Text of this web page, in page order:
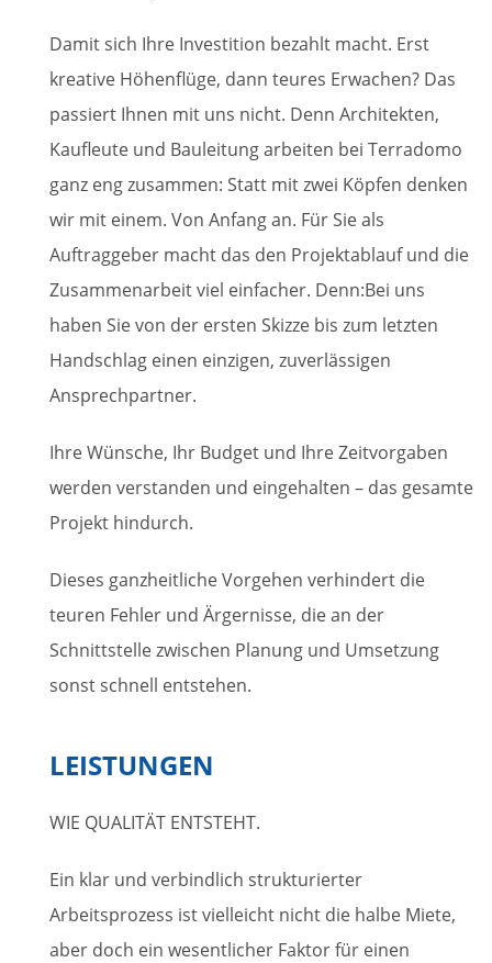
Damit sich Ihre Investition bezahlt macht. Erst
kreative Höhenflüge, dann teures Erwachen? Das
passiert Ihnen mit uns nicht. Denn Architekten,
Kaufleute und Bauleitung arbeiten bei Terradomo
ganz eng zusammen: Statt mit zwei Köpfen denken
wir mit einem. Von Anfang an. Für Sie als
Auftraggeber macht das den Projektablauf und die
Zusammenarbeit viel einfacher. Denn:Bei uns
haben Sie von der ersten Skizze bis zum letzten
Handschlag einen einzigen, zuverlässigen
Ansprechpartner.
Ihre Wünsche, Ihr Budget und Ihre Zeitvorgaben
werden verstanden und eingehalten – das gesamte
Projekt hindurch.
Dieses ganzheitliche Vorgehen verhindert die
teuren Fehler und Ärgernisse, die an der
Schnittstelle zwischen Planung und Umsetzung
sonst schnell entstehen.
LEISTUNGEN
WIE QUALITÄT ENTSTEHT.
Ein klar und verbindlich strukturierter
Arbeitsprozess ist vielleicht nicht die halbe Miete,
aber doch ein wesentlicher Faktor für einen